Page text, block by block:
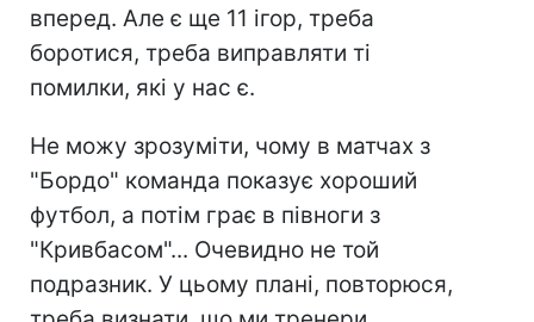
вперед. Але є ще 11 ігор, треба
боротися, треба виправляти ті
помилки, які у нас є.
Не можу зрозуміти, чому в матчах з
"Бордо" команда показує хороший
футбол, а потім грає в півноги з
"Кривбасом"... Очевидно не той
подразник. У цьому плані, повторюся,